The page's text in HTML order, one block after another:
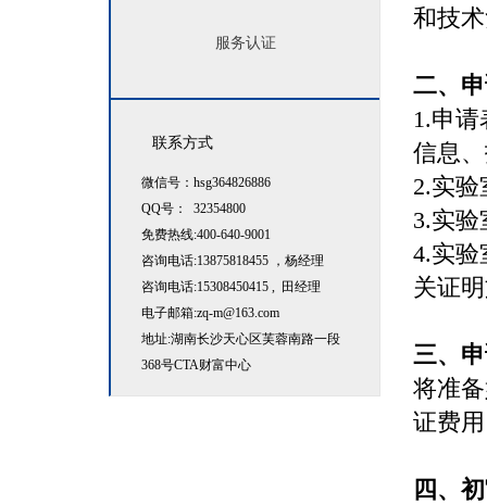
服务认证
联系方式
微信号：hsg364826886
QQ号： 32354800
免费热线:400-640-9001
咨询电话:13875818455 ，杨经理
咨询电话:15308450415 , 田经理
电子邮箱:zq-m@163.com
地址:湖南长沙天心区芙蓉南路一段
368号CTA财富中心
和技
二、
1.申
信息
2.实
3.实
4.实验
关证
三、
将准
证费用
四、